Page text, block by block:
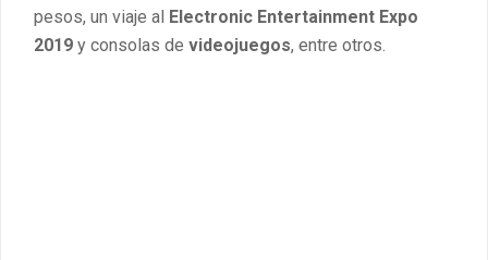
pesos, un viaje al Electronic Entertainment Expo
2019 y consolas de videojuegos, entre otros.